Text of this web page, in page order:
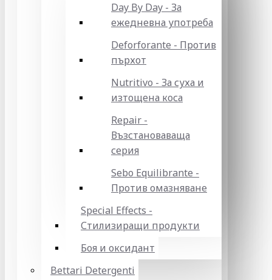
Day By Day - За
ежедневна употреба
Deforforante - Против
пърхот
Nutritivo - За суха и
изтощена коса
Repair -
Възстановаваща
серия
Sebo Equilibrante -
Против омазняване
Special Effects -
Стилизиращи продукти
Боя и оксидант
Bettari Detergenti